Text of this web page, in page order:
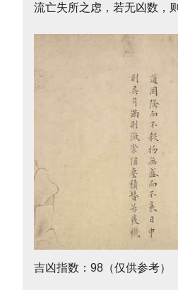
流亡失所之虑，若无凶数，
吉凶指数：98（仅供参考）